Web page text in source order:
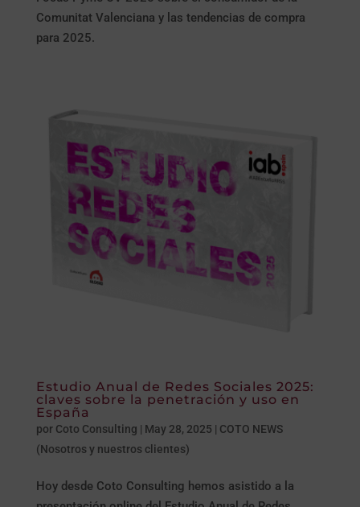
Comunitat Valenciana y las tendencias de compra
para 2025.
Estudio Anual de Redes Sociales 2025:
claves sobre la penetración y uso en
España
por Coto Consulting | May 28, 2025 | COTO NEWS
(Nosotros y nuestros clientes)
Hoy desde Coto Consulting hemos asistido a la